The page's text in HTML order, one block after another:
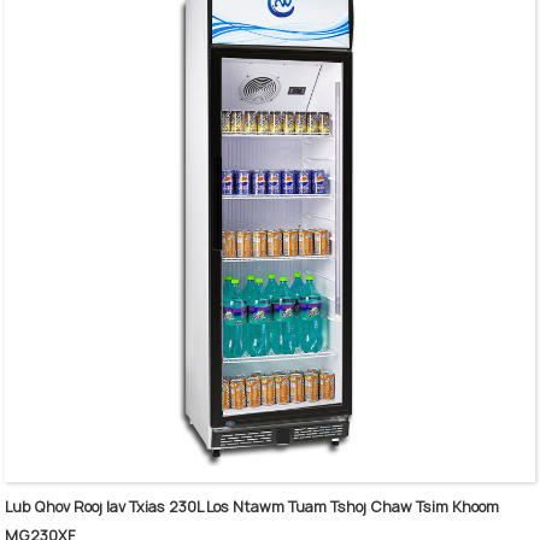
Lub Qhov Rooj Iav Txias 230L Los Ntawm Tuam Tshoj Chaw Tsim Khoom
MG230XF